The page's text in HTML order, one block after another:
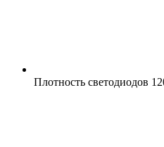
Плотность светодиодов